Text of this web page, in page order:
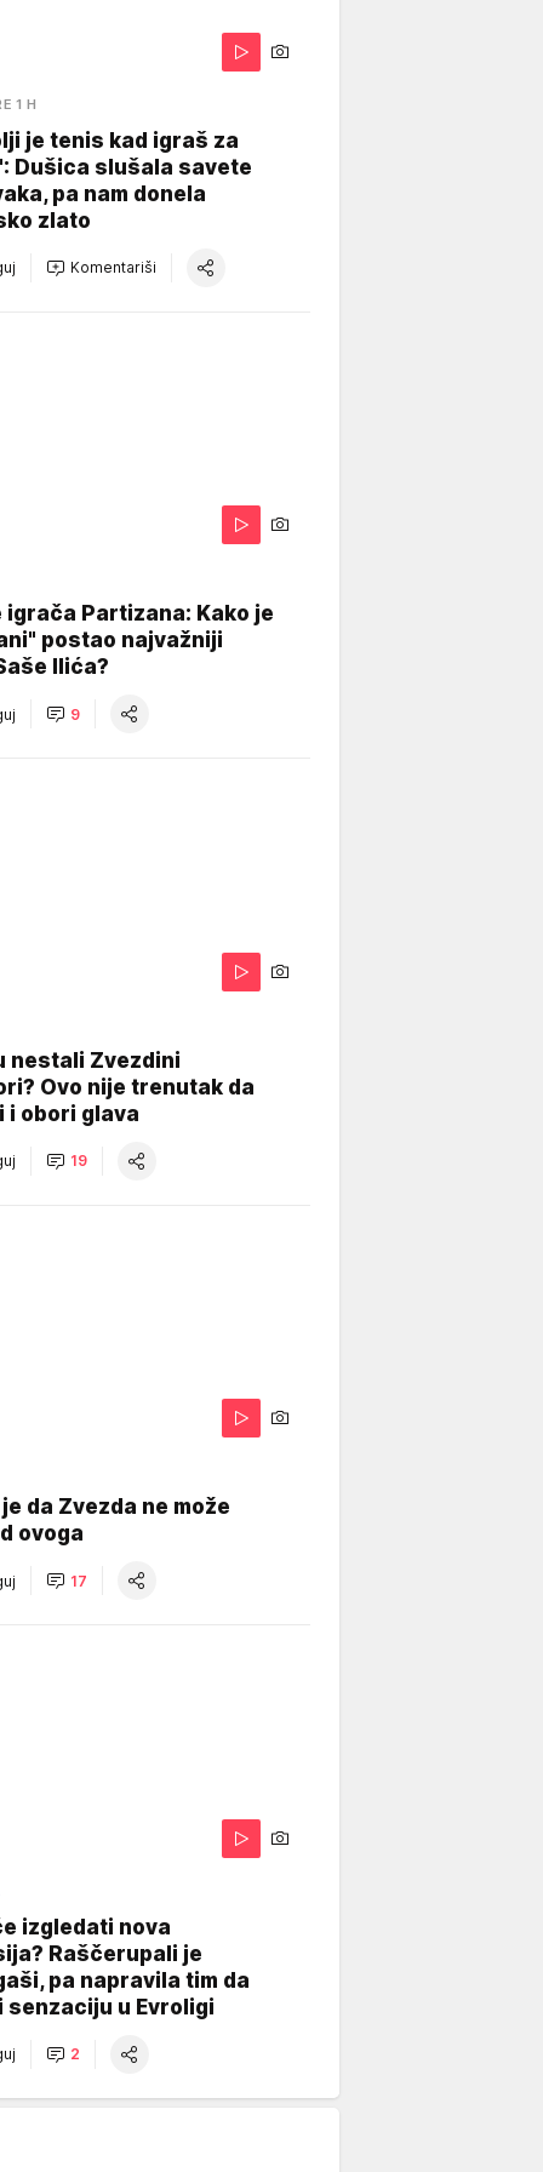
1 H
je tenis kad igraš za
Dušica slušala savete
pa nam donela
zlato
Komentariši
igrača Partizana: Kako je
postao najvažniji
Ilića?
9
nestali Zvezdini
Ovo nije trenutak da
i obori glava
19
da Zvezda ne može
ovoga
17
izgledati nova
Raščerupali je
pa napravila tim da
senzaciju u Evroligi
2